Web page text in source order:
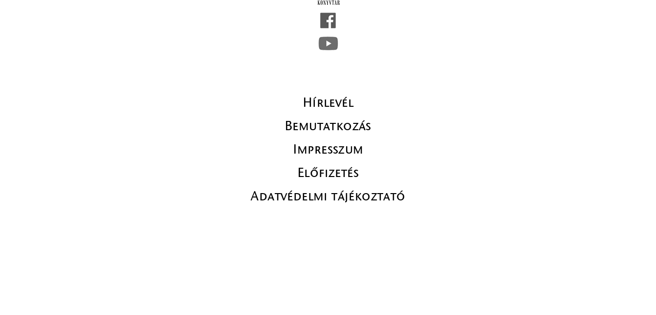
Hírlevél
Bemutatkozás
Impresszum
Előfizetés
Adatvédelmi tájékoztató